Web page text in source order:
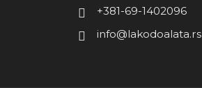
+381-69-1402096
info@lakodoalata.rs